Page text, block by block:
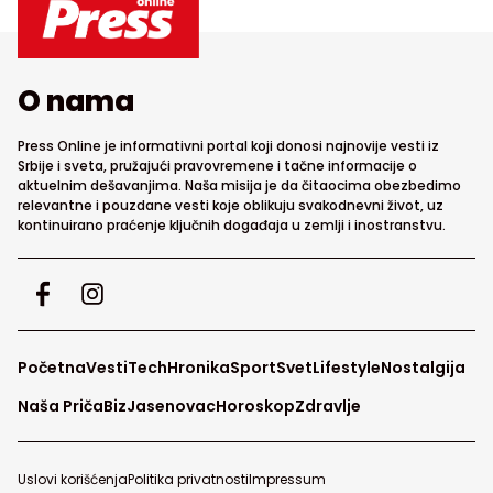
O nama
Press Online je informativni portal koji donosi najnovije vesti iz
Srbije i sveta, pružajući pravovremene i tačne informacije o
aktuelnim dešavanjima. Naša misija je da čitaocima obezbedimo
relevantne i pouzdane vesti koje oblikuju svakodnevni život, uz
kontinuirano praćenje ključnih događaja u zemlji i inostranstvu.
PočetnaVestiTechHronikaSportSvetLifestyleNostalgija
Naša PričaBizJasenovacHoroskopZdravlje
Uslovi korišćenjaPolitika privatnostiImpressum